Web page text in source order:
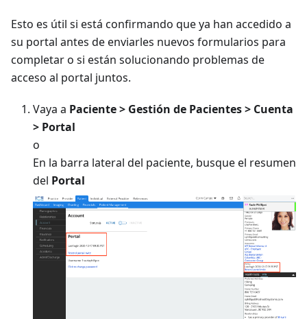
Esto es útil si está confirmando que ya han accedido a
su portal antes de enviarles nuevos formularios para
completar o si están solucionando problemas de
acceso al portal juntos.
Vaya a Paciente > Gestión de Pacientes > Cuenta
> Portal
o
En la barra lateral del paciente, busque el resumen
del Portal